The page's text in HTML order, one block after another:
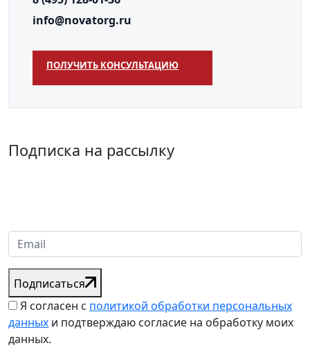
Оставьте отзыв о товаре, и после
info@novatorg.ru
ПОЛУЧИТЬ КОНСУЛЬТАЦИЮ
Подписка на рассылку
Подписаться
Я согласен с политикой обработки персональных
данных и подтверждаю согласие на обработку моих
данных.